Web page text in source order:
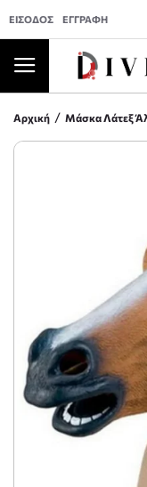
ΕΊΣΟΔΟΣ ΕΓΓΡΑΦΉ
Αρχική Μάσκα Λάτεξ